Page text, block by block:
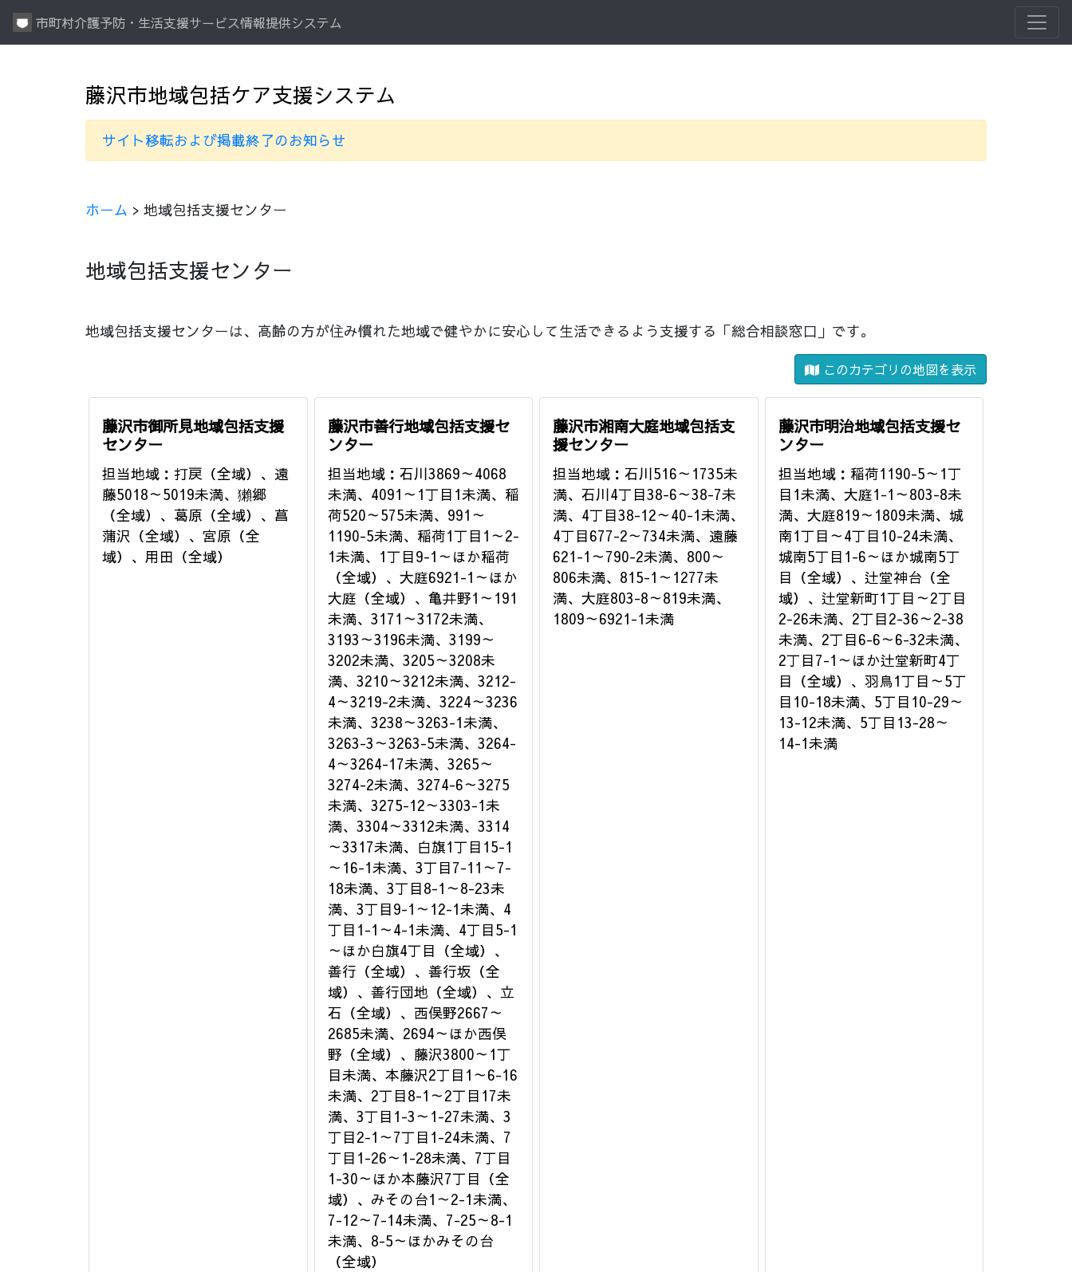
市町村介護予防・生活支援サービス情報提供システム
藤沢市地域包括ケア支援システム
サイト移転および掲載終了のお知らせ
ホーム > 地域包括支援センター
地域包括支援センター
地域包括支援センターは、高齢の方が住み慣れた地域で健やかに安心して生活できるよう支援する「総合相談窓口」です。
このカテゴリの地図を表示
藤沢市御所見地域包括支援
センター
担当地域：打戻（全域）、遠
藤5018～5019未満、獺郷
（全域）、葛原（全域）、菖
蒲沢（全域）、宮原（全
域）、用田（全域）
藤沢市善行地域包括支援セ
ンター
担当地域：石川3869～4068
未満、4091～1丁目1未満、稲
荷520～575未満、991～
1190-5未満、稲荷1丁目1～2-
1未満、1丁目9-1～ほか稲荷
（全域）、大庭6921-1～ほか
大庭（全域）、亀井野1～191
未満、3171～3172未満、
3193～3196未満、3199～
3202未満、3205～3208未
満、3210～3212未満、3212-
4～3219-2未満、3224～3236
未満、3238～3263-1未満、
3263-3～3263-5未満、3264-
4～3264-17未満、3265～
3274-2未満、3274-6～3275
未満、3275-12～3303-1未
満、3304～3312未満、3314
～3317未満、白旗1丁目15-1
～16-1未満、3丁目7-11～7-
18未満、3丁目8-1～8-23未
満、3丁目9-1～12-1未満、4
丁目1-1～4-1未満、4丁目5-1
～ほか白旗4丁目（全域）、
善行（全域）、善行坂（全
域）、善行団地（全域）、立
石（全域）、西俣野2667～
2685未満、2694～ほか西俣
野（全域）、藤沢3800～1丁
目未満、本藤沢2丁目1～6-16
未満、2丁目8-1～2丁目17未
満、3丁目1-3～1-27未満、3
丁目2-1～7丁目1-24未満、7
丁目1-26～1-28未満、7丁目
1-30～ほか本藤沢7丁目（全
域）、みその台1～2-1未満、
7-12～7-14未満、7-25～8-1
未満、8-5～ほかみその台
（全域）
藤沢市湘南大庭地域包括支
援センター
担当地域：石川516～1735未
満、石川4丁目38-6～38-7未
満、4丁目38-12～40-1未満、
4丁目677-2～734未満、遠藤
621-1～790-2未満、800～
806未満、815-1～1277未
満、大庭803-8～819未満、
1809～6921-1未満
藤沢市明治地域包括支援セ
ンター
担当地域：稲荷1190-5～1丁
目1未満、大庭1-1～803-8未
満、大庭819～1809未満、城
南1丁目～4丁目10-24未満、
城南5丁目1-6～ほか城南5丁
目（全域）、辻堂神台（全
域）、辻堂新町1丁目～2丁目
2-26未満、2丁目2-36～2-38
未満、2丁目6-6～6-32未満、
2丁目7-1～ほか辻堂新町4丁
目（全域）、羽鳥1丁目～5丁
目10-18未満、5丁目10-29～
13-12未満、5丁目13-28～
14-1未満